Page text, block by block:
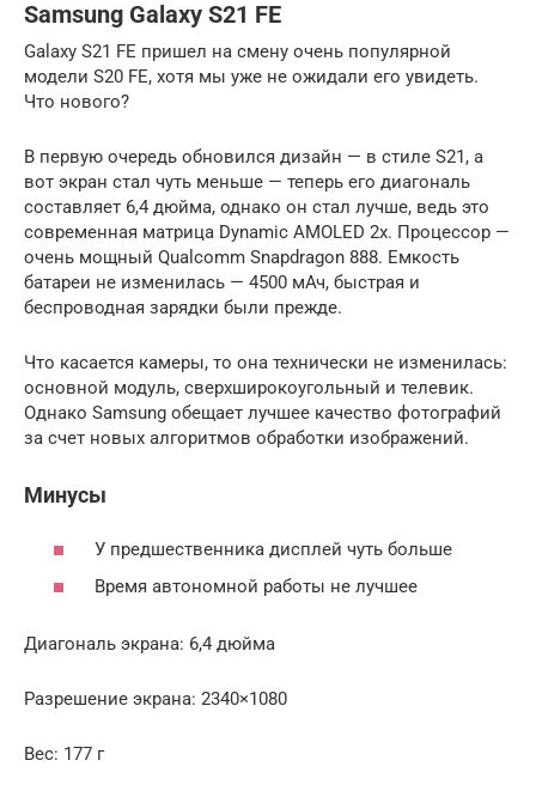
Samsung Galaxy S21 FE
Galaxy S21 FE пришел на смену очень популярной
модели S20 FE, хотя мы уже не ожидали его увидеть.
Что нового?
В первую очередь обновился дизайн — в стиле S21, а
вот экран стал чуть меньше — теперь его диагональ
составляет 6,4 дюйма, однако он стал лучше, ведь это
современная матрица Dynamic AMOLED 2x. Процессор —
очень мощный Qualcomm Snapdragon 888. Емкость
батареи не изменилась — 4500 мАч, быстрая и
беспроводная зарядки были прежде.
Что касается камеры, то она технически не изменилась:
основной модуль, сверхширокоугольный и телевик.
Однако Samsung обещает лучшее качество фотографий
за счет новых алгоритмов обработки изображений.
Минусы
У предшественника дисплей чуть больше
Время автономной работы не лучшее
Диагональ экрана: 6,4 дюйма
Разрешение экрана: 2340×1080
Вес: 177 г